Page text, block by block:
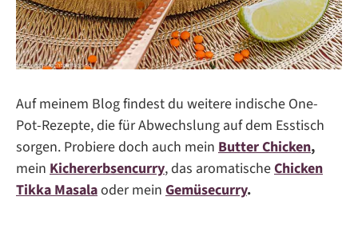
Auf meinem Blog findest du weitere indische One-
Pot-Rezepte, die für Abwechslung auf dem Esstisch
sorgen. Probiere doch auch mein Butter Chicken,
mein Kichererbsencurry, das aromatischeChicken
Tikka Masalaoder mein Gemüsecurry.